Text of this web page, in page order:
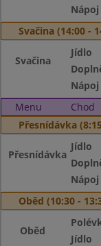
Nápoj
Svačina (14:00 -
Svačina
Jídlo
Nápoj
Menu
Chod
Přesnídávka
Přesnídávka
Jídlo
Nápoj
Oběd (10:30 -
Oběd
Jídlo